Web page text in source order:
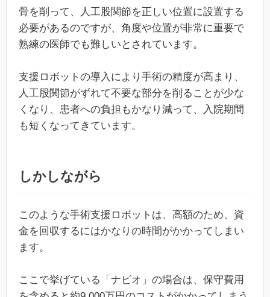
骨を削って、人工股関節を正しい位置に設置する
必要があるのですが、角度や位置が非常に重要で
熟練の医師でも難しいとされています。
支援ロボットの導入により手術の精度が高まり、
人工股関節がずれて不要な部分を削ることが少な
くなり、患者への負担もかなり減って、入院期間
も短くなってきています。
しかしながら
このような手術支援ロボットは、高額のため、資
金を回収するにはかなりの時間がかかってしまい
ます。
ここで挙げている「ナビオ」の場合は、保守費用